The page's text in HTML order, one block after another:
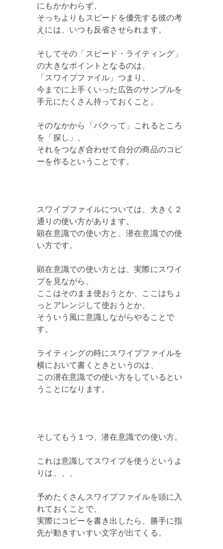
にもかかわらず、
そっちよりもスピードを優先する彼の考
えには、いつも反省させられます。
そしてその「スピード・ライティング」
の大きなポイントとなるのは、
「スワイプファイル」つまり、
今までに上手くいった広告のサンプルを
手元にたくさん持っておくこと。
そのなかから「パクって」これるところ
を「探し」、
それをつなぎ合わせて自分の商品のコピ
ーを作るということです。
スワイプファイルについては、大きく２
通りの使い方があります。
顕在意識での使い方と、潜在意識での使
い方です。
顕在意識での使い方とは、実際にスワイ
プを見ながら、
ここはそのまま使おうとか、ここはちょ
っとアレンジして使おうとか、
そういう風に意識しながらやることで
す。
ライティングの時にスワイプファイルを
横において書くときというのは、
この潜在意識での使い方をしているとい
うことになります。
そしてもう１つ、潜在意識での使い方。
これは意識してスワイプを使うというよ
りは、、、
予めたくさんスワイプファイルを頭に入
れておくことで、
実際にコピーを書き出したら、勝手に指
先が動きすいすい文字が出てくる。